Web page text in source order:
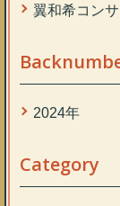
翼和希コン
2024年
Category